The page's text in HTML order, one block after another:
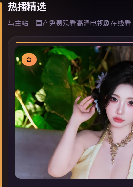
热播精选
与主站「国产免费观看高清电视剧在线
▶
台